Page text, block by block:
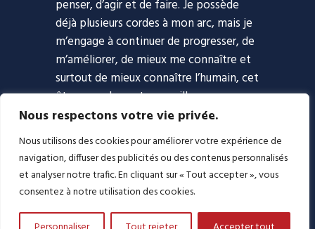
Nous respectons votre vie privée.
Nous utilisons des cookies pour améliorer votre expérience de
navigation, diffuser des publicités ou des contenus personnalisés
et analyser notre trafic. En cliquant sur « Tout accepter », vous
consentez à notre utilisation des cookies.
penser, d’agir et de faire. Je possède
déjà plusieurs cordes à mon arc, mais je
m’engage à continuer de progresser, de
m’améliorer, de mieux me connaître et
surtout de mieux connaître l’humain, cet
être complexe et merveilleux.
Accueil Approche Coaching
Blogue
Podcast
À propos
Contact